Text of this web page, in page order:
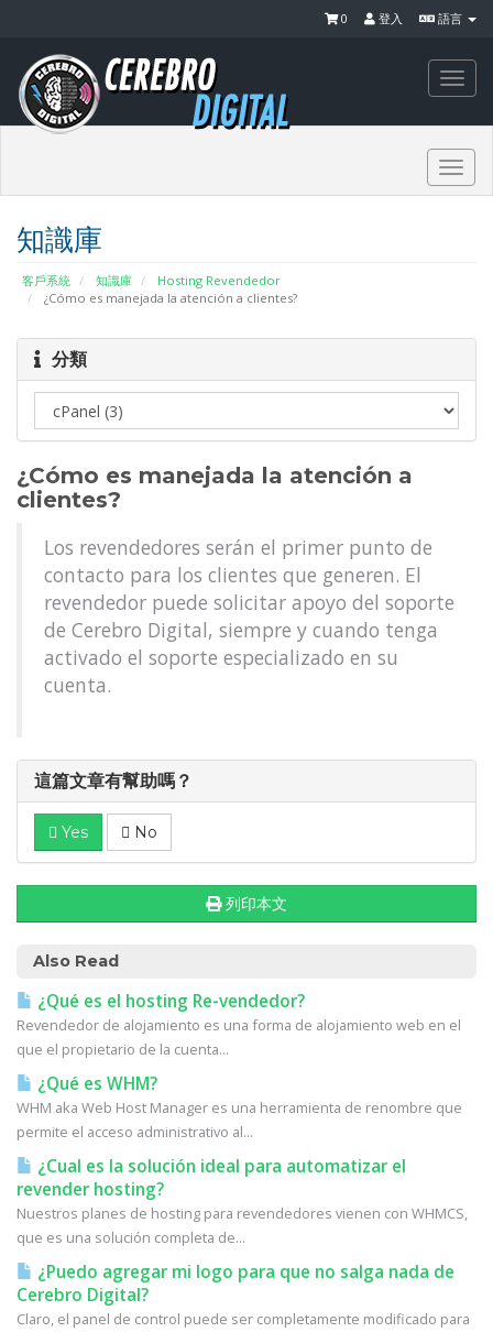
語言
登入
0
知識庫
客戶系統 知識庫
Hosting Revendedor
¿Cómo es manejada la atención a clientes?
分類
¿Cómo es manejada la atención a
clientes?
Los revendedores serán el primer punto de
contacto para los clientes que generen. El
revendedor puede solicitar apoyo del soporte
de Cerebro Digital, siempre y cuando tenga
activado el soporte especializado en su
cuenta.
這篇文章有幫助嗎？
Yes No
列印本文
Also Read
¿Qué es el hosting Re-vendedor?
Revendedor de alojamiento es una forma de alojamiento web en el
que el propietario de la cuenta...
¿Qué es WHM?
WHM aka Web Host Manager es una herramienta de renombre que
permite el acceso administrativo al...
¿Cual es la solución ideal para automatizar el
revender hosting?
Nuestros planes de hosting para revendedores vienen con WHMCS,
que es una solución completa de...
¿Puedo agregar mi logo para que no salga nada de
Cerebro Digital?
Claro, el panel de control puede ser completamente modificado para